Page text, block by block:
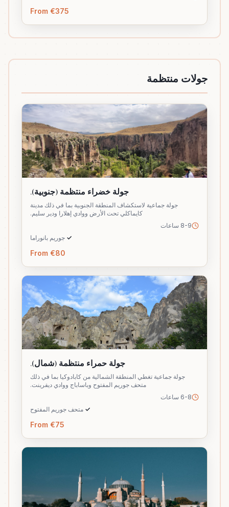
From €375
جولات منتظمة
جولة خضراء منتظمة (جنوبية).
جولة جماعية لاستكشاف المنطقة الجنوبية بما في ذلك مدينة
كايماكلي تحت الأرض ووادي إهلارا ودير سليم.
8-9 ساعات
✓ جوريم بانوراما
From €80
جولة حمراء منتظمة (شمال).
جولة جماعية تغطي المنطقة الشمالية من كابادوكيا بما في ذلك
متحف جوريم المفتوح وباساباج ووادي ديفرينت.
6-8 ساعات
✓ متحف جوريم المفتوح
From €75